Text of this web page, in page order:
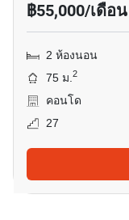
฿55,000/เดือน
2 ห้องนอน
75 ม.2
คอนโด
27